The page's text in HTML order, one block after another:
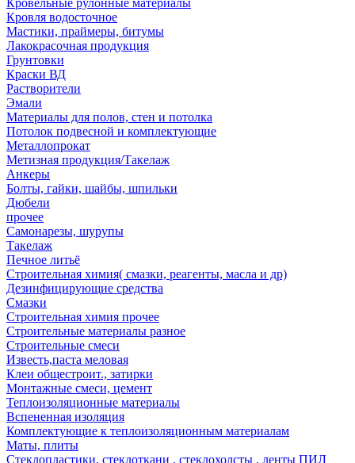
Кровельные рулонные материалы
Кровля водосточное
Мастики, праймеры, битумы
Лакокрасочная продукция
Грунтовки
Краски ВД
Растворители
Эмали
Материалы для полов, стен и потолка
Потолок подвесной и комплектующие
Металлопрокат
Метизная продукция/Такелаж
Анкеры
Болты, гайки, шайбы, шпильки
Дюбели
прочее
Самонарезы, шурупы
Такелаж
Печное литьё
Строительная химия( смазки, реагенты, масла и др)
Дезинфицирующие средства
Смазки
Строительная химия прочее
Строительные материалы разное
Строительные смеси
Известь,паста меловая
Клеи общестроит., затирки
Монтажные смеси, цемент
Теплоизоляционные материалы
Вспененная изоляция
Комплектующие к теплоизоляционным материалам
Маты, плиты
Стеклопластики, стеклоткани , стеклохолсты , ленты ПИЛ